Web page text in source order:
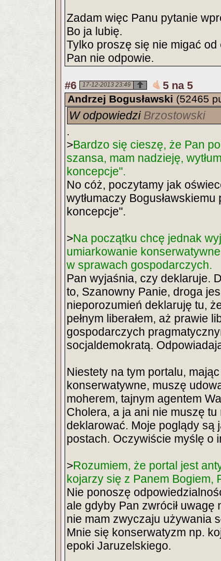
Zadam więc Panu pytanie
Bo ja lubię.
Tylko proszę się nie migać
Pan nie odpowie.
#6 17-12-2013 23:49
5 na 5
Andrzej Bogusławski (52465
W odpowiedzi Brzostowski
.
>Bardzo się cieszę, że Pan
szansa, mam nadzieję,
koncepcje".
No cóż, poczytamy jak
wytłumaczy
koncepcje".
>Na początku chcę jednak
umiarkowanie
w sprawach gospodarczych.
Pan wyjaśnia, czy deklaruje.
to, Szanowny Panie, droga
nieporozumień deklaruję tu,
pełnym liberałem, aż prawie
gospodarczych
socjaldemokratą.
Niestety na tym portalu,
konserwatywne, muszę
moherem, tajnym agentem
Cholera, a ja ani nie muszę
deklarować. Moje poglądy są
postach. Oczywiście myślę o
>Rozumiem, że portal jest
kojarzy się z Panem Bogiem,
Nie ponoszę
ale gdyby Pan zwrócił uwagę
nie mam zwyczaju używania
Mnie się konserwatyzm np.
epoki Jaruzelskiego.